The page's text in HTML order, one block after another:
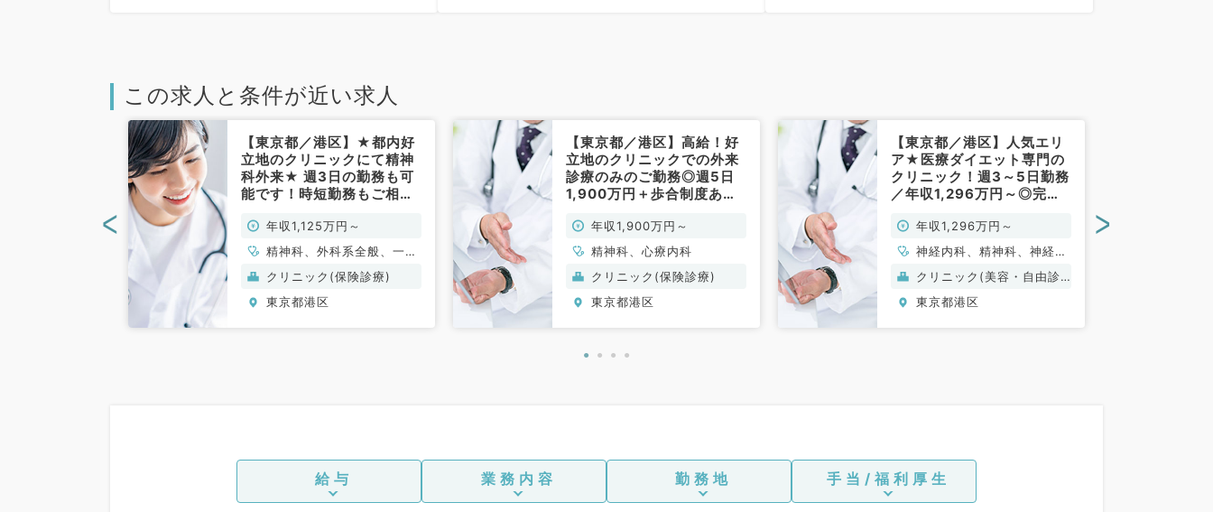
この求人と条件が近い求人
【東京都／港区】★都内好
立地のクリニックにて精神
科外来★ 週3日の勤務も可
能です！時短勤務もご相談
年収1,125万円～
精神科、外科系全般、一般
外科
クリニック(保険診療)
東京都港区
【東京都／港区】高給！好
立地のクリニックでの外来
診療のみのご勤務◎週5日
1,900万円＋歩合制度あり
（精神科／常勤）
年収1,900万円～
精神科、心療内科
クリニック(保険診療)
東京都港区
【東京都／港区】人気エリ
ア★医療ダイエット専門の
クリニック！週3～5日勤務
／年収1,296万円～◎完全
常勤）年収1,296万円～
神経内科、精神科、神経
科、アレルギー科、リウマ
チ科、小児科、整形外科、
形成外科、美容外科、脳神
ア科、一般内科、循環器内
科、呼吸器内科、消化器内
科、内分泌・代謝内科、腎
クリニック(美容・自由診
療）
東京都港区
< >
給与 業務内容 勤務地 手当/福利厚生